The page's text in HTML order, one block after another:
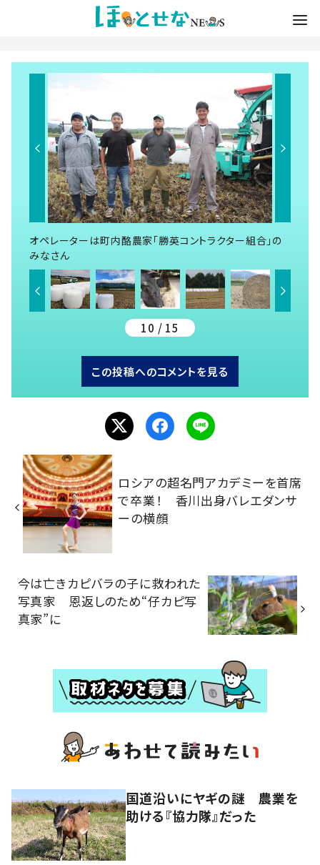
オペレーターは町内酪農家「勝英コントラクター組合」の
みなさん
10 / 15
この投稿へのコメントを見る
ロシアの超名門アカデミーを首席
で卒業！ 香川出身バレエダンサ
ーの横顔
今は亡きカピバラの子に救われた
写真家 恩返しのため“仔カピ写
真家”に
国道沿いにヤギの謎 農業を
助ける『協力隊』だった